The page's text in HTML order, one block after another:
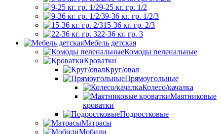
9-25 кг. гр. 1/2
9-36 кг. гр. 1/2/3
15-36 кг. гр. 2/3
22-36 кг. гр. 3
Мебель детская
Комоды пеленальные
Кроватки
Круг/овал
Прямоугольные
Колесо/качалка
Маятниковые
кроватки
Подростковые
Матрасы
Мобили